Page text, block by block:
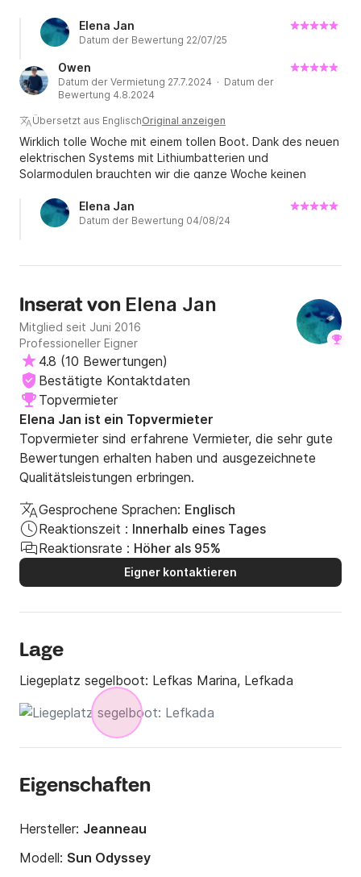
mich schon auf die Rückkehr im nächsten Jahr.
Elena Jan
Datum der Bewertung 22/07/25
Owen
Datum der Vermietung 27.7.2024 · Datum der
Bewertung 4.8.2024
Übersetzt aus EnglischOriginal anzeigen
Wirklich tolle Woche mit einem tollen Boot. Dank des neuen
elektrischen Systems mit Lithiumbatterien und
Solarmodulen brauchten wir die ganze Woche keinen
großartig.
Elena Jan
Datum der Bewertung 04/08/24
Inserat von Elena Jan
Mitglied seit Juni 2016
Professioneller Eigner
4.8 (10 Bewertungen)
Bestätigte Kontaktdaten
Topvermieter
Elena Jan ist ein Topvermieter
Topvermieter sind erfahrene Vermieter, die sehr gute
Bewertungen erhalten haben und ausgezeichnete
Qualitätsleistungen erbringen.
Gesprochene Sprachen: Englisch
Reaktionszeit : Innerhalb eines Tages
Reaktionsrate : Höher als 95%
Eigner kontaktieren
Lage
Liegeplatz segelboot: Lefkas Marina, Lefkada
Eigenschaften
Hersteller: Jeanneau
Modell: Sun Odyssey